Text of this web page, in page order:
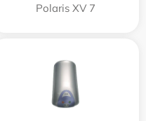
Polaris XV 7